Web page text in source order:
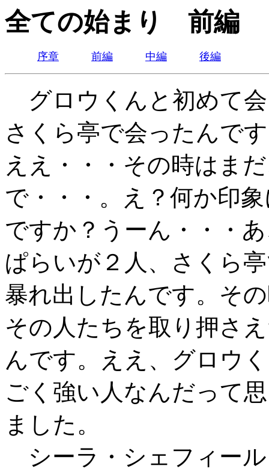
全ての始まり 前編
序章 前編 中編 後編
グロウくんと初めて
さくら亭で会ったんで
ええ・・・その時はま
で・・・。え？何か印
ですか？うーん・・・
ぱらいが２人、さくら
暴れ出したんです。そ
その人たちを取り押さ
んです。ええ、グロウ
ごく強い人なんだって
ました。
シーラ・シェフィー